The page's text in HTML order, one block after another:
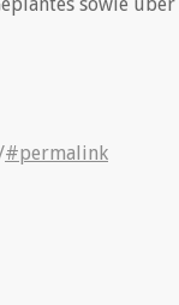
#permalink